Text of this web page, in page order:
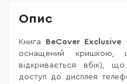
Опис
Книга BeCover Exclusive
оснащений кришкою,
відкривається вбік),
доступ до дисплея